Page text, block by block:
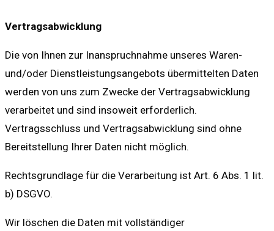
Vertragsabwicklung
Die von Ihnen zur Inanspruchnahme unseres Waren-
und/oder Dienstleistungsangebots übermittelten Daten
werden von uns zum Zwecke der Vertragsabwicklung
verarbeitet und sind insoweit erforderlich.
Vertragsschluss und Vertragsabwicklung sind ohne
Bereitstellung Ihrer Daten nicht möglich.
Rechtsgrundlage für die Verarbeitung ist Art. 6 Abs. 1 lit.
b) DSGVO.
Wir löschen die Daten mit vollständiger